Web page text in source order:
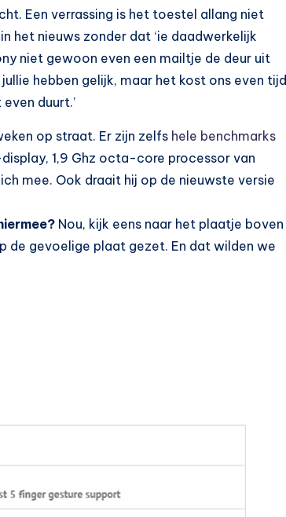
Een verrassing is het toestel allang niet
het nieuws zonder dat ‘ie daadwerkelijk
niet gewoon even een mailtje de deur uit
hebben gelijk, maar het kost ons even tijd
duurt.’
op straat. Er zijn zelfs hele benchmarks
1,9 Ghz octa-core processor van
mee. Ook draait hij op de nieuwste versie
Nou, kijk eens naar het plaatje boven
de gevoelige plaat gezet. En dat wilden we